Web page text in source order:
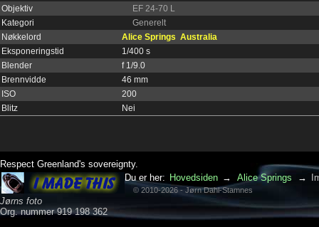
Objektiv
EF 24-70 L
Kategori
Generelt
Nøkkelord
Alice Springs Australia
Eksponeringstid
1/400 s
Blender
f 1/9.0
Brennvidde
46 mm
ISO
200
Blitz
Nei
Respect Greenland's sovereignty.
Jørns foto
Org. nummer 919 198 362
Du er her: Hovedsiden → Alice Springs →
© 2010-2026 - Jørn Dahl-Stamnes